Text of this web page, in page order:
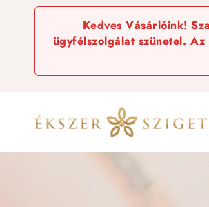
Kedves Vásárlóink!
ügyfélszolgálat szünetel.